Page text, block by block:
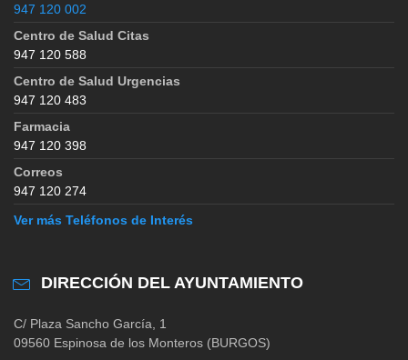
947 120 002
Centro de Salud Citas
947 120 588
Centro de Salud Urgencias
947 120 483
Farmacia
947 120 398
Correos
947 120 274
Ver más Teléfonos de Interés
DIRECCIÓN DEL AYUNTAMIENTO
C/ Plaza Sancho García, 1
09560 Espinosa de los Monteros (BURGOS)